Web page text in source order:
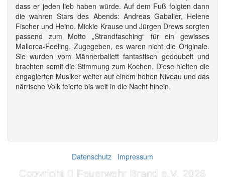
dass er jeden lieb haben würde. Auf dem Fuß folgten dann
die wahren Stars des Abends: Andreas Gabalier, Helene
Fischer und Heino. Mickie Krause und Jürgen Drews sorgten
passend zum Motto „Strandfasching“ für ein gewisses
Mallorca-Feeling. Zugegeben, es waren nicht die Originale.
Sie wurden vom Männerballett fantastisch gedoubelt und
brachten somit die Stimmung zum Kochen. Diese hielten die
engagierten Musiker weiter auf einem hohen Niveau und das
närrische Volk feierte bis weit in die Nacht hinein.
Datenschutz Impressum
Copyright Feuerwehr Brand e.V. 2026